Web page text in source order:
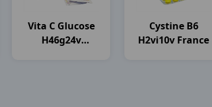
Vita C Glucose
H46g24v
Cystine B6
H2vi10v France